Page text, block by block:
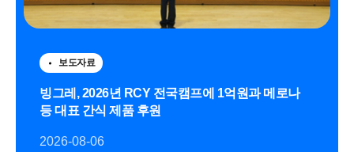
보도자료
빙그레, 2026년 RCY 전국캠프에 1억원과 메로나
등 대표 간식 제품 후원
2026-08-06